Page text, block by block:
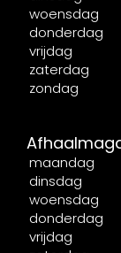
woensdag
donderdag
vrijdag
zaterdag
zondag
maandag
dinsdag
woensdag
donderdag
vrijdag